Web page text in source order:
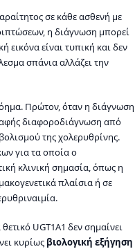
σε κάθε ασθενή με
η διάγνωση μπορεί
εικόνα είναι τυπική και δεν
σπάνια αλλάζει την
Πρώτον, όταν η διάγνωση
διαφοροδιάγνωση από
της χολερυθρίνης.
για τα οποία ο
κλινική σημασία, όπως η
πλαίσια ή σε
UGT1A1 δεν σημαίνει
κυρίως βιολογική εξήγηση